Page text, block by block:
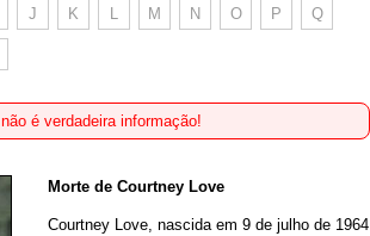
J K L M N O P Q
é verdadeira informação!
Morte de Courtney Love
Courtney Love, nascida em 9 de julho de 1964